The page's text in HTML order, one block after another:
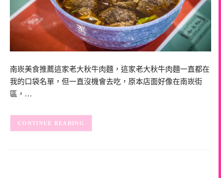
南崁美食推薦這家老大秋牛肉麵，這家老大秋牛肉麵一直都在
我的口袋名單，但一直沒機會去吃，原本店面好像在南崁街
區，…
CONTINUE READING